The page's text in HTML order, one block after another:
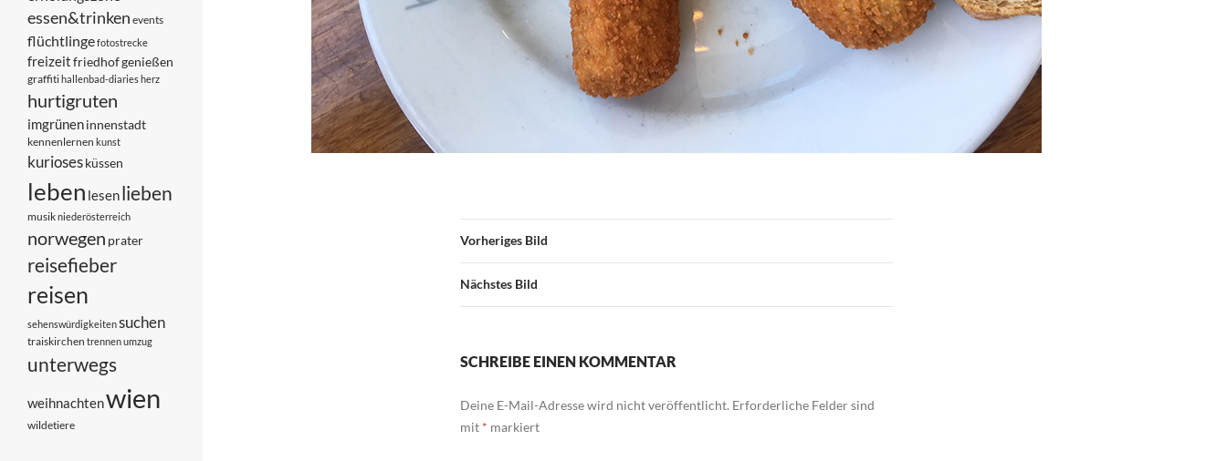
Vorheriges Bild
Nächstes Bild
SCHREIBE EINEN KOMMENTAR
Deine E-Mail-Adresse wird nicht veröffentlicht. Erforderliche Felder sind
mit * markiert
essen&trinken events
flüchtlingefotostrecke
freizeitfriedhofgenießen
graffitihallenbad-diariesherz
hurtigruten
imgrüneninnenstadt
kennenlernen kunst
kuriosesküssen
leben lesenlieben
musikniederösterreich
norwegen prater
reisefieber
reisen
sehenswürdigkeitensuchen
traiskirchen trennenumzug
unterwegs
weihnachtenwien
wildetiere